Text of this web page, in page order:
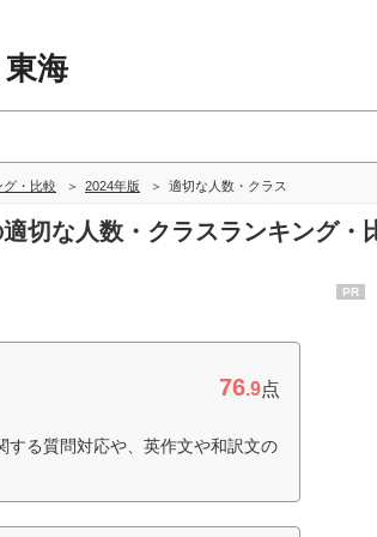
海
・比較 2024年版 適切な人数・クラス
切な人数・クラスランキング・
76.9点
する質問対応や、英作文や和訳文の
PR